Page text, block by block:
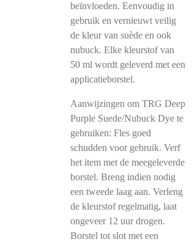
beïnvloeden. Eenvoudig in
gebruik en vernieuwt veilig
de kleur van suède en ook
nubuck. Elke kleurstof van
50 ml wordt geleverd met een
applicatieborstel.
Aanwijzingen om TRG Deep
Purple Suede/Nubuck Dye te
gebruiken: Fles goed
schudden voor gebruik. Verf
het item met de meegeleverde
borstel. Breng indien nodig
een tweede laag aan. Verleng
de kleurstof regelmatig, laat
ongeveer 12 uur drogen.
Borstel tot slot met een